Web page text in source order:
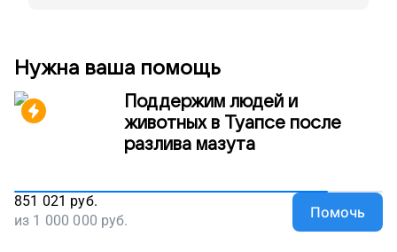
Нужна ваша помощь
Поддержим людей и
животных в Туапсе после
разлива мазута
851 021 руб.
из 1 000 000 руб. Помочь